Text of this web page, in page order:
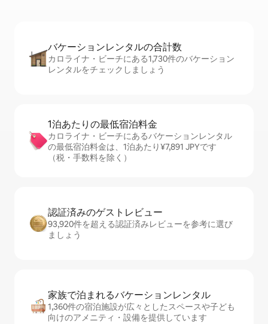
バケーションレ⁠ン⁠タ⁠ル⁠の合⁠計⁠数
カロライナ・ビーチにある1,730件のバケーション
レンタルをチェックしましょう
1泊あたりの最⁠低⁠宿⁠泊⁠料⁠金
カロライナ・ビーチにあるバケーションレンタル
の最低宿泊料金は、1泊あたり¥7,891 JPYです
（税・手数料を除く）
認証済みのゲ⁠ス⁠ト⁠レ⁠ビ⁠ュ⁠ー
93,920件を超える認証済みレビューを参考に選び
ましょう
家族で泊まれるバ⁠ケ⁠ー⁠シ⁠ョ⁠ンレ⁠ン⁠タ⁠ル
1,360件の宿泊施設が広々としたスペースや子ども
向けのアメニティ・設備を提供しています